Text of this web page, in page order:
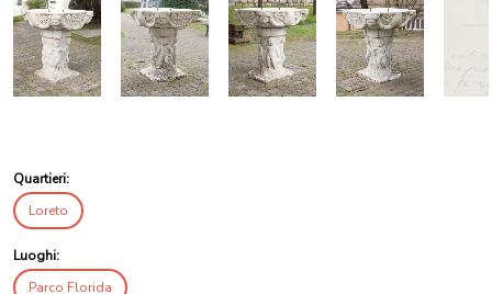
Quartieri:
Loreto
Luoghi:
Parco Florida